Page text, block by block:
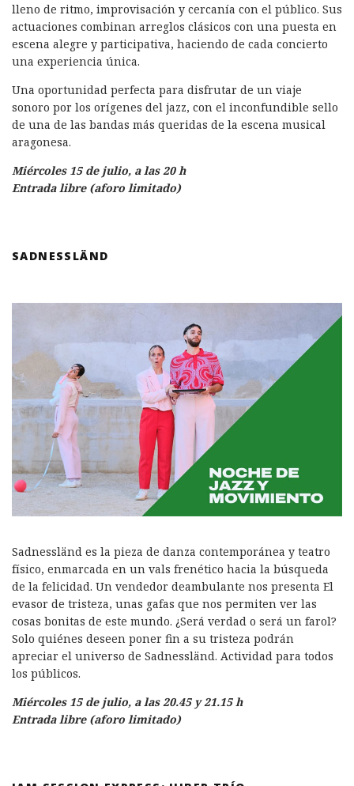
lleno de ritmo, improvisación y cercanía con el público. Sus
actuaciones combinan arreglos clásicos con una puesta en
escena alegre y participativa, haciendo de cada concierto
una experiencia única.
Una oportunidad perfecta para disfrutar de un viaje
sonoro por los orígenes del jazz, con el inconfundible sello
de una de las bandas más queridas de la escena musical
aragonesa.
Miércoles 15 de julio, a las 20 h
Entrada libre (aforo limitado)
SADNESSLÄND
Sadnessländ es la pieza de danza contemporánea y teatro
físico, enmarcada en un vals frenético hacia la búsqueda
de la felicidad. Un vendedor deambulante nos presenta El
evasor de tristeza, unas gafas que nos permiten ver las
cosas bonitas de este mundo. ¿Será verdad o será un farol?
Solo quiénes deseen poner fin a su tristeza podrán
apreciar el universo de Sadnessländ. Actividad para todos
los públicos.
Miércoles 15 de julio, a las 20.45 y 21.15 h
Entrada libre (aforo limitado)